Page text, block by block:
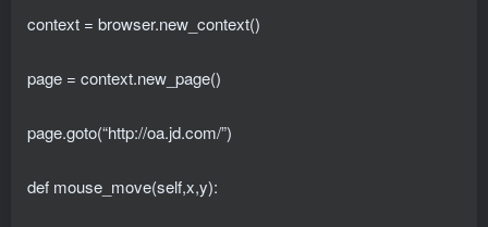
context = browser.new_context()
page = context.new_page()
page.goto(“http://oa.jd.com/”)
def mouse_move(self,x,y):